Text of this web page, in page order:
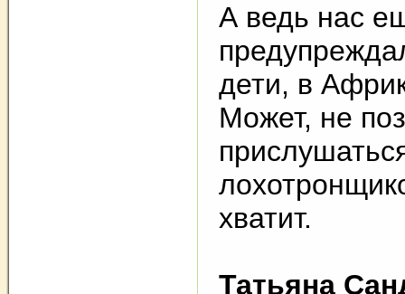
А ведь нас
дети, в
Может, не
хватит.
Татьяна